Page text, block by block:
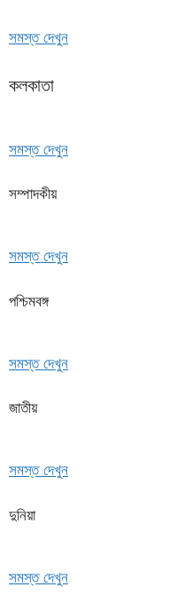
সমস্ত দেখুন
কলকাতা
সমস্ত দেখুন
সম্পাদকীয়
সমস্ত দেখুন
পশ্চিমবঙ্গ
সমস্ত দেখুন
জাতীয়
সমস্ত দেখুন
দুনিয়া
সমস্ত দেখুন